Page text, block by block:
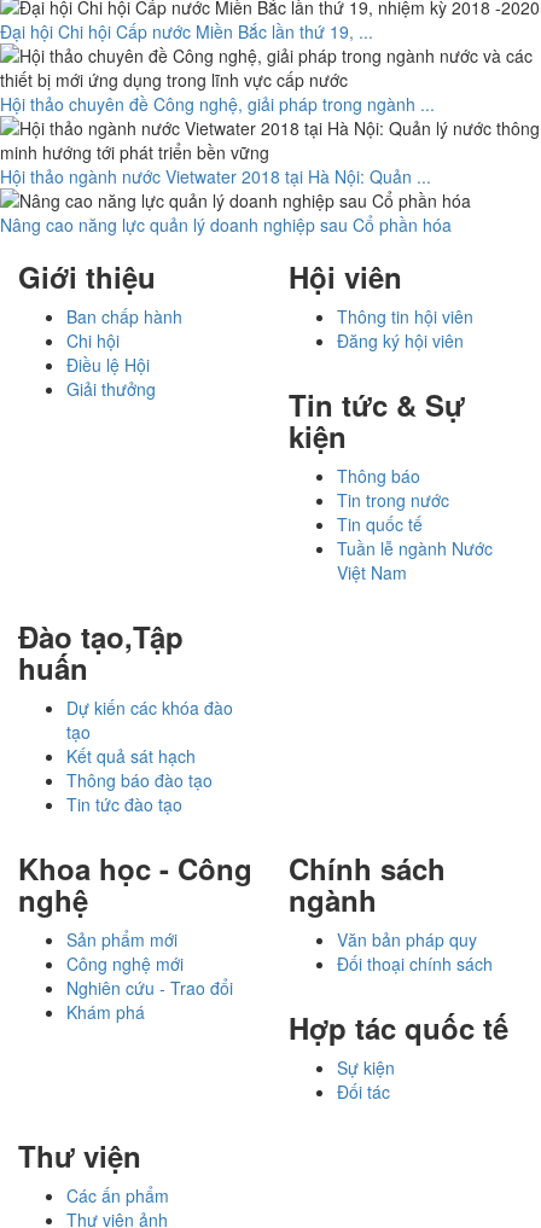
Đại hội Chi hội Cấp nước Miền Bắc lần thứ 19, ...
Hội thảo chuyên đề Công nghệ, giải pháp trong ngành ...
Hội thảo ngành nước Vietwater 2018 tại Hà Nội: Quản ...
Nâng cao năng lực quản lý doanh nghiệp sau Cổ phần hóa
Giới thiệu
Ban chấp hành
Chi hội
Điều lệ Hội
Giải thưởng
Hội viên
Thông tin hội viên
Đăng ký hội viên
Tin tức & Sự
kiện
Thông báo
Tin trong nước
Tin quốc tế
Tuần lễ ngành Nước
Việt Nam
Đào tạo,Tập
huấn
Dự kiến các khóa đào
tạo
Kết quả sát hạch
Thông báo đào tạo
Tin tức đào tạo
Khoa học - Công
nghệ
Sản phẩm mới
Công nghệ mới
Nghiên cứu - Trao đổi
Khám phá
Chính sách
ngành
Văn bản pháp quy
Đối thoại chính sách
Hợp tác quốc tế
Sự kiện
Đối tác
Thư viện
Các ấn phẩm
Thư viện ảnh